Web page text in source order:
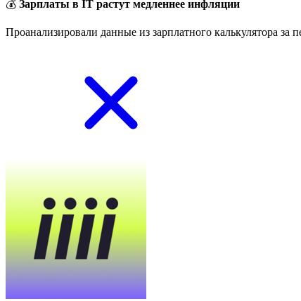
💰 Зарплаты в IT растут медленнее инфляции
Проанализировали данные из зарплатного калькулятора за